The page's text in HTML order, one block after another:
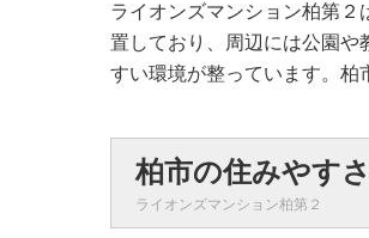
ライオンズマンション柏第
置しており、周辺には公園や
すい環境が整っています。柏
柏市の住みやす
ライオンズマンション柏第２